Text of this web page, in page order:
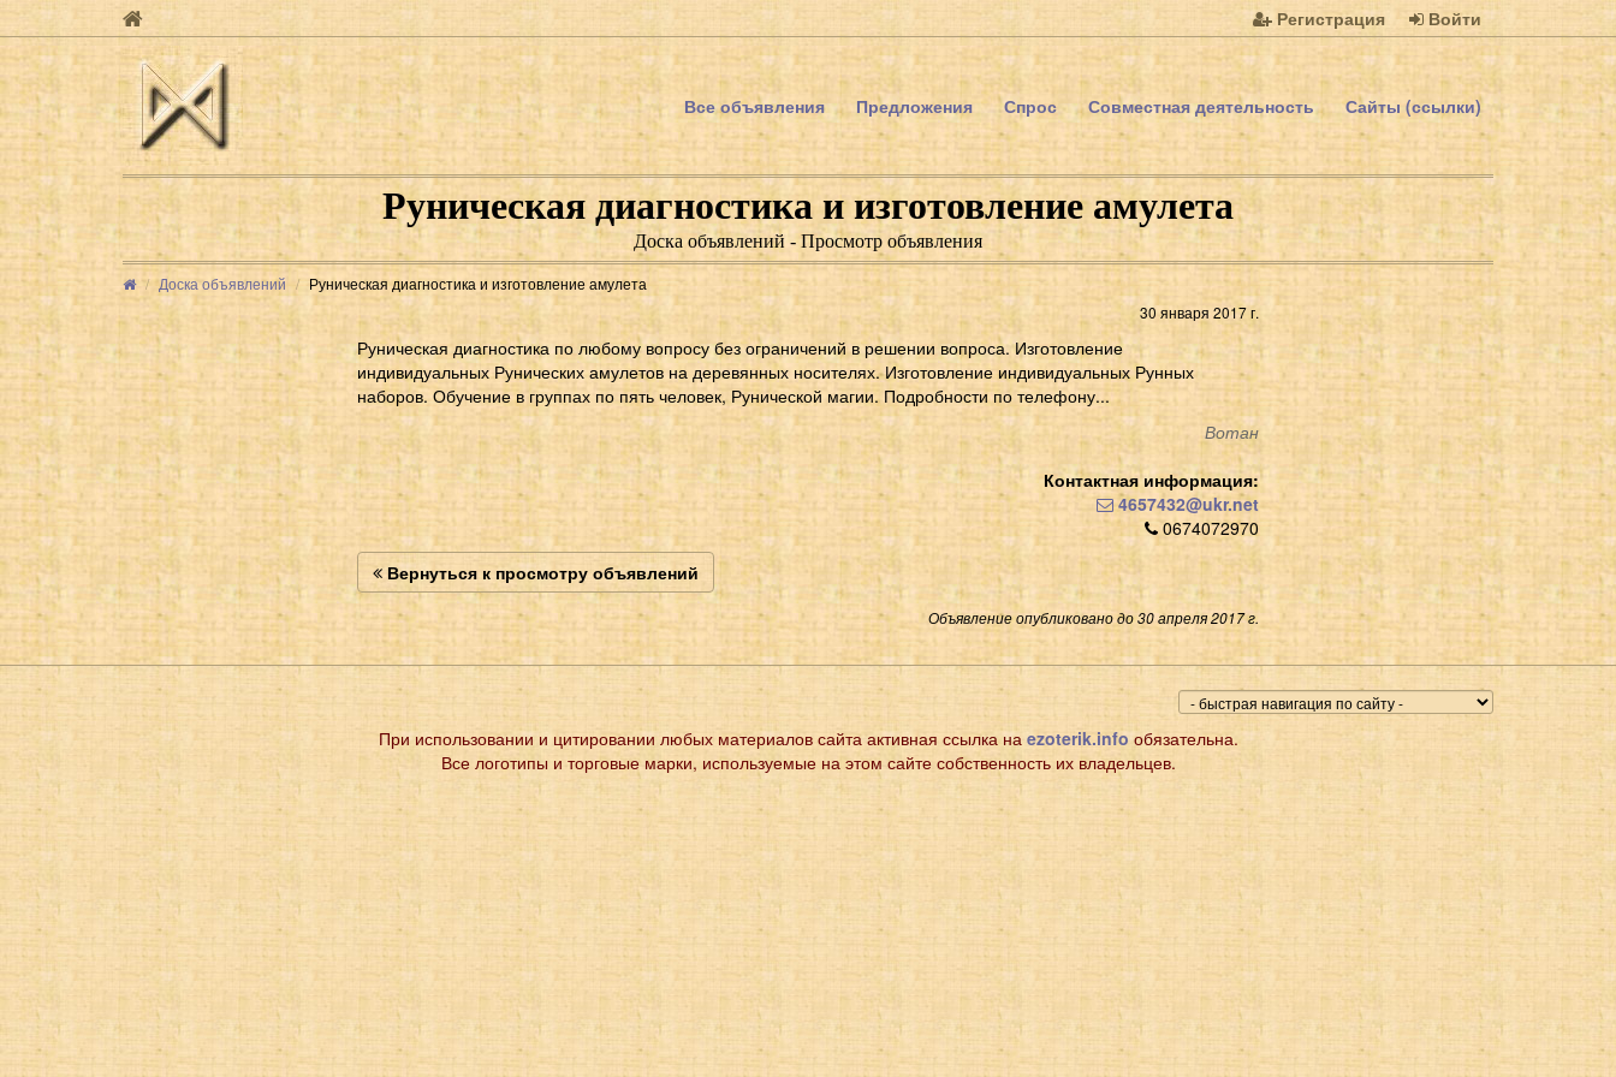
Регистрация Войти
Все объявления Предложения Спрос Совместная деятельность Сайты (ссылки)
Руническая диагностика и изготовление амулета
Доска объявлений - Просмотр объявления
Доска объявлений
Руническая диагностика и изготовление амулета
30 января 2017 г.
Руническая диагностика по любому вопросу без ограничений в решении вопроса. Изготовление
индивидуальных Рунических амулетов на деревянных носителях. Изготовление индивидуальных Рунных
наборов. Обучение в группах по пять человек, Рунической магии. Подробности по телефону...
Вотан
Контактная информация:
4657432@ukr.net
0674072970
Вернуться к просмотру объявлений
Объявление опубликовано до 30 апреля 2017 г.
При использовании и цитировании любых материалов сайта активная ссылка на ezoterik.infoобязательна.
Все логотипы и торговые марки, используемые на этом сайте собственность их владельцев.